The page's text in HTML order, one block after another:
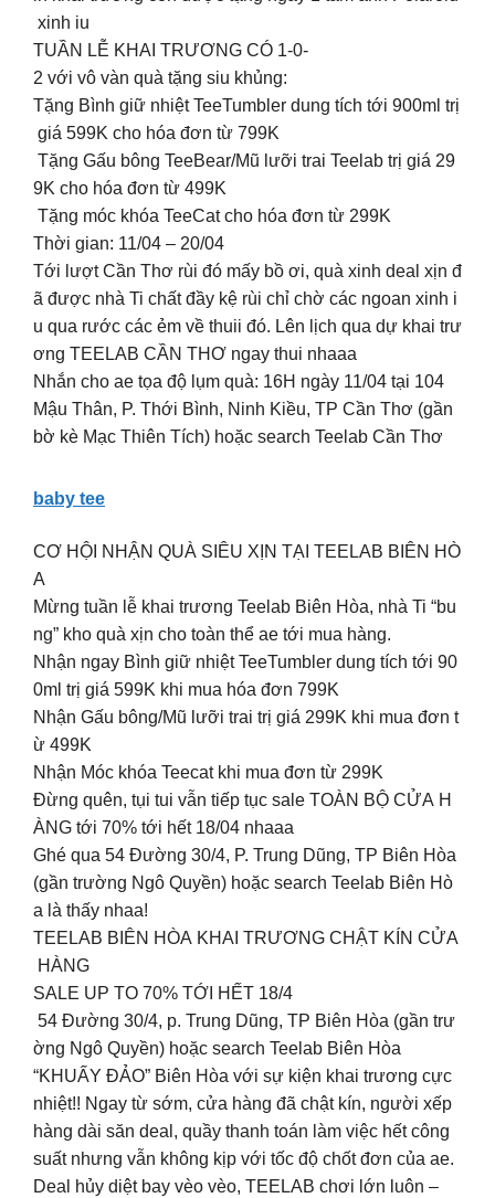
xinh iu
TUẦN LỄ KHAI TRƯƠNG CÓ 1-0-
2 với vô vàn quà tặng siu khủng:
Tặng Bình giữ nhiệt TeeTumbler dung tích tới 900ml trị
giá 599K cho hóa đơn từ 799K
Tặng Gấu bông TeeBear/Mũ lưỡi trai Teelab trị giá 29
9K cho hóa đơn từ 499K
Tặng móc khóa TeeCat cho hóa đơn từ 299K
Thời gian: 11/04 – 20/04
Tới lượt Cần Thơ rùi đó mấy bồ ơi, quà xinh deal xịn đ
ã được nhà Ti chất đầy kệ rùi chỉ chờ các ngoan xinh i
u qua rước các ẻm về thuii đó. Lên lịch qua dự khai trư
ơng TEELAB CẦN THƠ ngay thui nhaaa
Nhắn cho ae tọa độ lụm quà: 16H ngày 11/04 tại 104
Mậu Thân, P. Thới Bình, Ninh Kiều, TP Cần Thơ (gần
bờ kè Mạc Thiên Tích) hoặc search Teelab Cần Thơ
baby tee
CƠ HỘI NHẬN QUÀ SIÊU XỊN TẠI TEELAB BIÊN HÒ
A
Mừng tuần lễ khai trương Teelab Biên Hòa, nhà Ti “bu
ng” kho quà xịn cho toàn thể ae tới mua hàng.
Nhận ngay Bình giữ nhiệt TeeTumbler dung tích tới 90
0ml trị giá 599K khi mua hóa đơn 799K
Nhận Gấu bông/Mũ lưỡi trai trị giá 299K khi mua đơn t
ừ 499K
Nhận Móc khóa Teecat khi mua đơn từ 299K
Đừng quên, tụi tui vẫn tiếp tục sale TOÀN BỘ CỬA H
ÀNG tới 70% tới hết 18/04 nhaaa
Ghé qua 54 Đường 30/4, P. Trung Dũng, TP Biên Hòa
(gần trường Ngô Quyền) hoặc search Teelab Biên Hò
a là thấy nhaa!
TEELAB BIÊN HÒA KHAI TRƯƠNG CHẬT KÍN CỬA
HÀNG
SALE UP TO 70% TỚI HẾT 18/4
54 Đường 30/4, p. Trung Dũng, TP Biên Hòa (gần trư
ờng Ngô Quyền) hoặc search Teelab Biên Hòa
“KHUẤY ĐẢO” Biên Hòa với sự kiện khai trương cực
nhiệt!! Ngay từ sớm, cửa hàng đã chật kín, người xếp
hàng dài săn deal, quầy thanh toán làm việc hết công
suất nhưng vẫn không kịp với tốc độ chốt đơn của ae.
Deal hủy diệt bay vèo vèo, TEELAB chơi lớn luôn –